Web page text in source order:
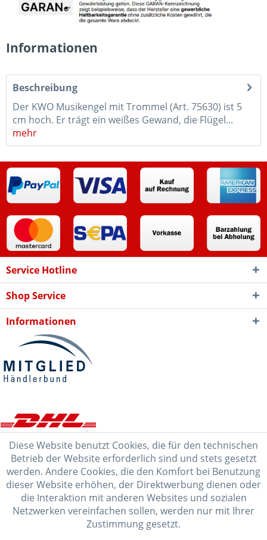
Informationen
Beschreibung
Der KWO Musikengel mit Trommel (Art. 75630) ist 5
cm hoch. Er trägt ein weißes Gewand, die Flügel...
mehr
Service Hotline
Shop Service
Informationen
Diese Website benutzt Cookies, die für den technischen
Betrieb der Website erforderlich sind und stets gesetzt
werden. Andere Cookies, die den Komfort bei Benutzung
dieser Website erhöhen, der Direktwerbung dienen oder
die Interaktion mit anderen Websites und sozialen
Netzwerken vereinfachen sollen, werden nur mit Ihrer
Zustimmung gesetzt.